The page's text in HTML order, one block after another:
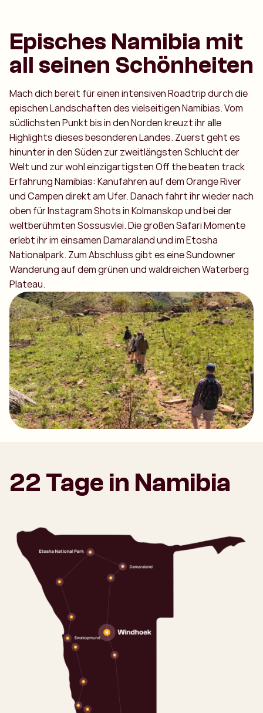
Episches Namibia mit
all seinen Schönheiten
Mach dich bereit für einen intensiven Roadtrip durch die
epischen Landschaften des vielseitigen Namibias. Vom
südlichsten Punkt bis in den Norden kreuzt ihr alle
Highlights dieses besonderen Landes. Zuerst geht es
hinunter in den Süden zur zweitlängsten Schlucht der
Welt und zur wohl einzigartigsten Off the beaten track
Erfahrung Namibias: Kanufahren auf dem Orange River
und Campen direkt am Ufer. Danach fahrt ihr wieder nach
oben für Instagram Shots in Kolmanskop und bei der
weltberühmten Sossusvlei. Die großen Safari Momente
erlebt ihr im einsamen Damaraland und im Etosha
Nationalpark. Zum Abschluss gibt es eine Sundowner
Wanderung auf dem grünen und waldreichen Waterberg
Plateau.
22 Tage in Namibia